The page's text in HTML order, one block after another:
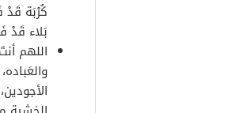
كُرْبَة قَدْ
بَلاء قَدْ
اللهم